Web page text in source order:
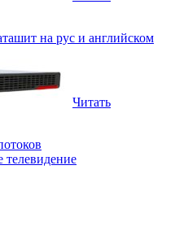
на рус и английском
Читать